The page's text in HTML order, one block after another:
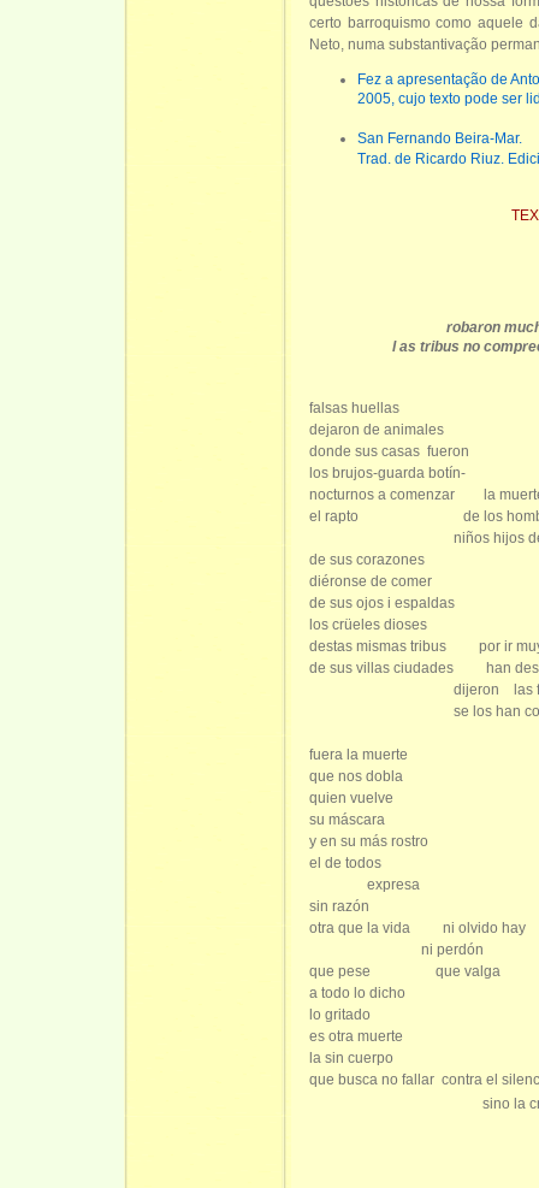
certo barroquismo como aquele
Neto, numa substantivação
Fez a apresentação de
2005, cujo texto pode ser
San Fernando Beira-Mar.
Trad. de Ricardo Riuz.
robaron
l as tribus no
falsas huellas
dejaron de animales
donde sus casas fueron
los brujos-guarda botín-
nocturnos a comenzar
la
el rapto
de los
niños hijos
de sus corazones
diéronse de comer
de sus ojos i espaldas
los crüeles dioses
destas mismas tribus
por ir
de sus villas ciudades
han
dijeron
las
se los han
fuera la muerte
que nos dobla
quien vuelve
su máscara
y en su más rostro
el de todos
expresa
sin razón
otra que la vida
ni olvido hay
ni perdón
que pese
que valga
a todo lo dicho
lo gritado
es otra muerte
la sin cuerpo
que busca no fallar contra el
sino la